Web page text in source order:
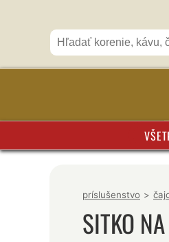
príslušenstvo >
SITKO